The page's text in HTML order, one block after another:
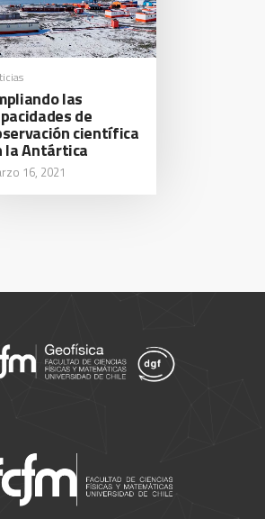
las
de
científica
la Antártica
16, 2021